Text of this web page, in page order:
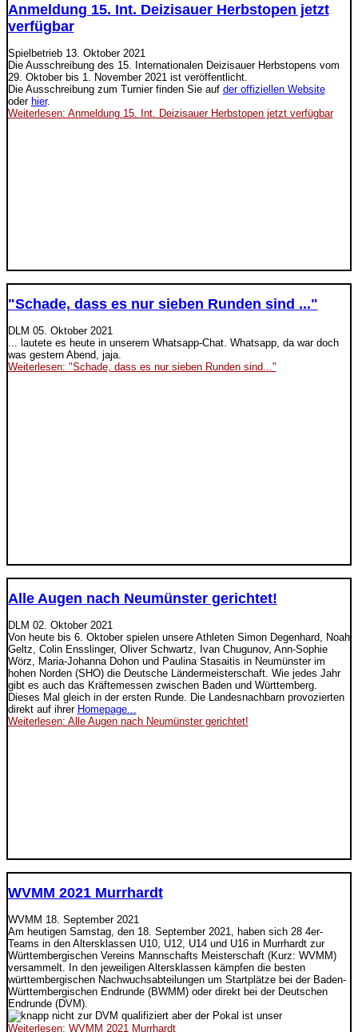
Anmeldung 15. Int. Deizisauer Herbstopen jetzt
verfügbar
Spielbetrieb 13. Oktober 2021
Die Ausschreibung des 15. Internationalen Deizisauer Herbstopens vom
29. Oktober bis 1. November 2021 ist veröffentlicht.
Die Ausschreibung zum Turnier finden Sie auf der offiziellen Website
oder hier.
Weiterlesen: Anmeldung 15. Int. Deizisauer Herbstopen jetzt verfügbar
"Schade, dass es nur sieben Runden sind ..."
DLM 05. Oktober 2021
... lautete es heute in unserem Whatsapp-Chat. Whatsapp, da war doch
was gestern Abend, jaja.
Weiterlesen: "Schade, dass es nur sieben Runden sind..."
Alle Augen nach Neumünster gerichtet!
DLM 02. Oktober 2021
Von heute bis 6. Oktober spielen unsere Athleten Simon Degenhard, Noah
Geltz, Colin Ensslinger, Oliver Schwartz, Ivan Chugunov, Ann-Sophie
Wörz, Maria-Johanna Dohon und Paulina Stasaitis in Neumünster im
hohen Norden (SHO) die Deutsche Ländermeisterschaft. Wie jedes Jahr
gibt es auch das Kräftemessen zwischen Baden und Württemberg.
Dieses Mal gleich in der ersten Runde. Die Landesnachbarn provozierten
direkt auf ihrer Homepage...
Weiterlesen: Alle Augen nach Neumünster gerichtet!
WVMM 2021 Murrhardt
WVMM 18. September 2021
Am heutigen Samstag, den 18. September 2021, haben sich 28 4er-
Teams in den Altersklassen U10, U12, U14 und U16 in Murrhardt zur
Württembergischen Vereins Mannschafts Meisterschaft (Kurz: WVMM)
versammelt. In den jeweiligen Altersklassen kämpfen die besten
württembergischen Nachwuchsabteilungen um Startplätze bei der Baden-
Württembergischen Endrunde (BWMM) oder direkt bei der Deutschen
Endrunde (DVM).
Weiterlesen: WVMM 2021 Murrhardt